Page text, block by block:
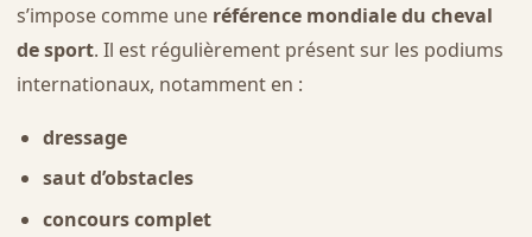
s’impose comme une référence mondiale du cheval
de sport. Il est régulièrement présent sur les podiums
internationaux, notamment en :
dressage
saut d’obstacles
concours complet